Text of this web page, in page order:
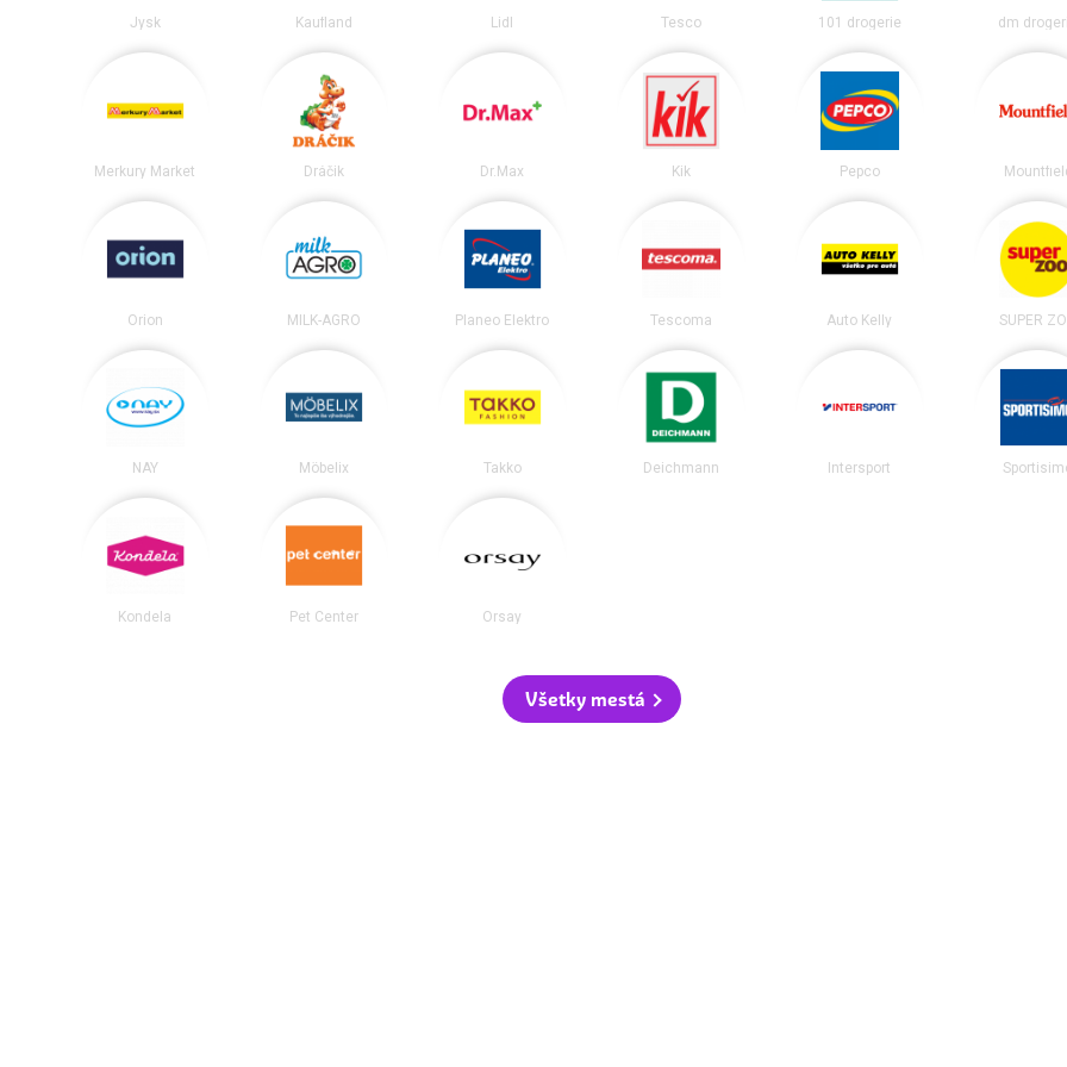
Jysk Kaufland Lidl Tesco 101 drogerie dm
Merkury Market Dráčik Dr.Max Kik Pepco
Orion MILK-AGRO Planeo Elektro Tescoma Auto Kelly SUPER
NAY Möbelix Takko Deichmann Intersport
Kondela Pet Center Orsay
Všetky mestá